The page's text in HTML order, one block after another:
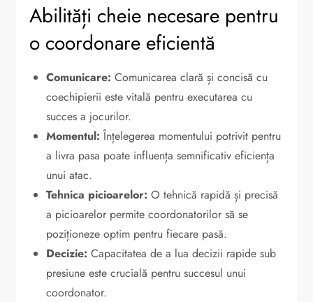
Abilități cheie necesare pentru
o coordonare eficientă
Comunicare: Comunicarea clară și concisă cu
coechipierii este vitală pentru executarea cu
succes a jocurilor.
Momentul: Înțelegerea momentului potrivit pentru
a livra pasa poate influența semnificativ eficiența
unui atac.
Tehnica picioarelor: O tehnică rapidă și precisă
a picioarelor permite coordonatorilor să se
poziționeze optim pentru fiecare pasă.
Decizie: Capacitatea de a lua decizii rapide sub
presiune este crucială pentru succesul unui
coordonator.